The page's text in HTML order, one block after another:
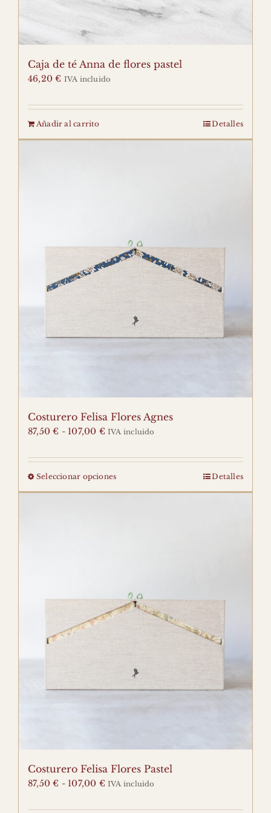
CARRITO
Buscar:
info@agnesbloom.com 644 621 436
688 273 428
INSTAGRAM
Caja de té Anna de flores pastel
46,20€ IVA incluido
Añadir al carrito Detalles
Costurero Felisa Flores Agnes
87,50€ - 107,00 €Rango
precios:
desde
87,50 €
IVA incluido
Seleccionar opcionesEste
producto
pueden
elegir
producto
Detalles
Costurero Felisa Flores Pastel
87,50€ - 107,00 €Rango
IVA incluido